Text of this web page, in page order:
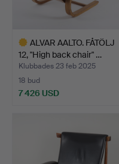
ALVAR AALTO. FÅTÖLJ
12, "High back chair" …
Klubbades 23 feb 2025
18 bud
7 426 USD